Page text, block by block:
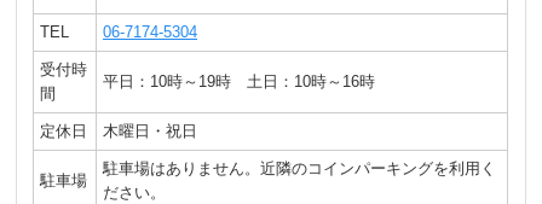
TEL 06-7174-5304
受付時
間
平日：10時～19時 土日：10時～16時
定休日 木曜日・祝日
駐車場
駐車場はありません。近隣のコインパーキングを利用く
ださい。